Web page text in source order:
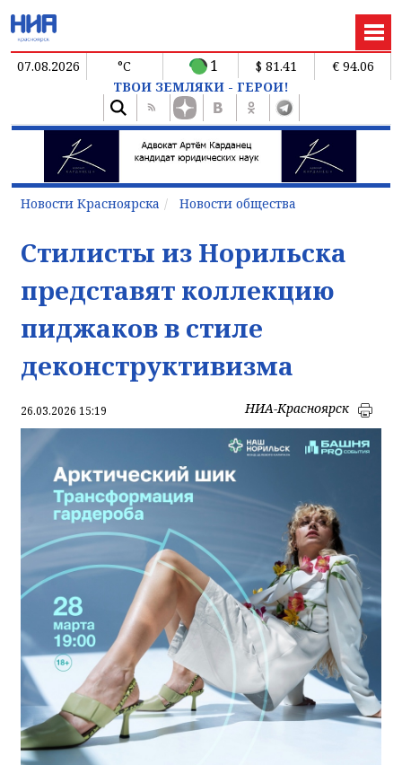
07.08.2026 °C 1 $ 81.41
€ 94.06
ТВОИ ЗЕМЛЯКИ - ГЕРОИ!
Новости Красноярска Новости общества
Стилисты из Норильска
представят коллекцию
пиджаков в стиле
деконструктивизма
26.03.2026 15:19 НИА-Красноярск